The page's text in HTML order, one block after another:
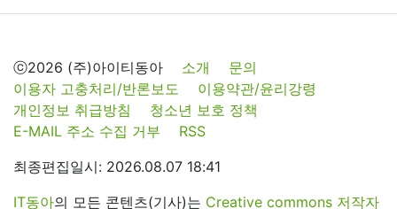
ⓒ2026 (주)아이티동아 소개
문의
이용자 고충처리/반론보도
이용약관/윤리강령
개인정보 취급방침
청소년 보호 정책
E-MAIL 주소 수집 거부
RSS
최종편집일시: 2026.08.07 18:41
IT동아의 모든 콘텐츠(기사)는 Creative commons 저작자